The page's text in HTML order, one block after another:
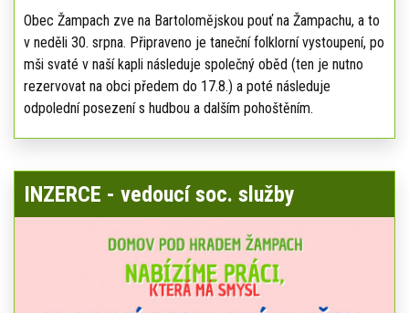
Obec Žampach zve na Bartolomějskou pouť na Žampachu, a to
v neděli 30. srpna. Připraveno je taneční folklorní vystoupení, po
mši svaté v naší kapli následuje společný oběd (ten je nutno
rezervovat na obci předem do 17.8.) a poté následuje
odpolední posezení s hudbou a dalším pohoštěním.
INZERCE - vedoucí soc. služby